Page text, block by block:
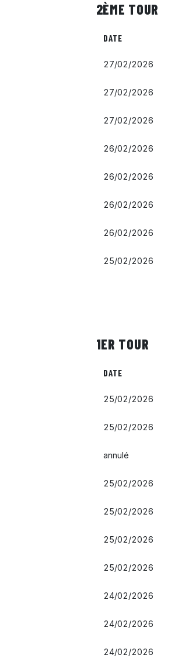
2ÈME TOUR
DATE
27/02/2026
27/02/2026
27/02/2026
26/02/2026
26/02/2026
26/02/2026
26/02/2026
25/02/2026
1ER TOUR
DATE
25/02/2026
25/02/2026
annulé
25/02/2026
25/02/2026
25/02/2026
25/02/2026
24/02/2026
24/02/2026
24/02/2026